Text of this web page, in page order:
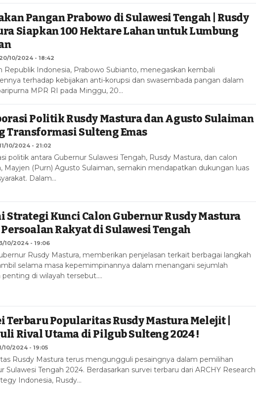
Pangan Prabowo di Sulawesi Tengah | Rusdy
Siapkan 100 Hektare Lahan untuk Lumbung
20/10/2024 - 18:42
Republik Indonesia, Prabowo Subianto, menegaskan kembali
terhadap kebijakan anti-korupsi dan swasembada pangan dalam
MPR RI pada Minggu, 20…
Politik Rusdy Mastura dan Agusto Sulaiman
Transformasi Sulteng Emas
10/2024 - 21:02
politik antara Gubernur Sulawesi Tengah, Rusdy Mastura, dan calon
Mayjen (Purn) Agusto Sulaiman, semakin mendapatkan dukungan luas
Dalam…
Strategi Kunci Calon Gubernur Rusdy Mastura
Rakyat di Sulawesi Tengah
3/10/2024 - 19:06
Rusdy Mastura, memberikan penjelasan terkait berbagai langkah
selama masa kepemimpinannya dalam menangani sejumlah
penting di wilayah tersebut.…
Terbaru Popularitas Rusdy Mastura Melejit |
Rival Utama di Pilgub Sulteng 2024 !
10/2024 - 19:05
Rusdy Mastura terus mengungguli pesaingnya dalam pemilihan
Sulawesi Tengah 2024. Berdasarkan survei terbaru dari ARCHY Research
Indonesia, Rusdy…